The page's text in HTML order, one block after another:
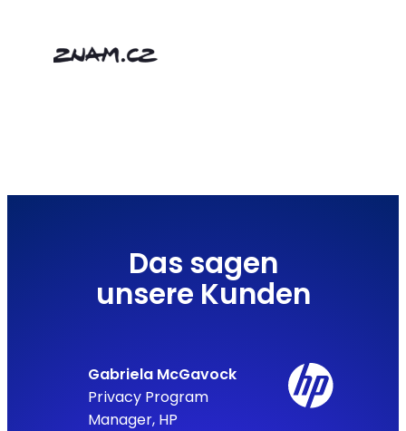
Das sagen
unsere Kunden
Gabriela McGavock
Privacy Program
Manager, HP